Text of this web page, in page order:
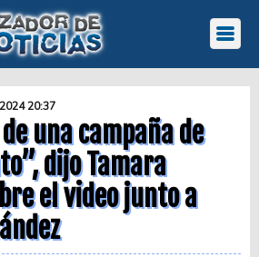
20:37
una campaña de
dijo Tamara
el video junto a